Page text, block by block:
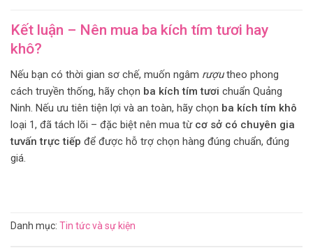
Kết luận – Nên mua ba kích tím tươi hay
khô?
Nếu bạn có thời gian sơ chế, muốn ngâm rượutheo phong
cách truyền thống, hãy chọn ba kích tím tươi chuẩn Quảng
Ninh. Nếu ưu tiên tiện lợi và an toàn, hãy chọn ba kích tím khô
loại 1, đã tách lõi – đặc biệt nên mua từ cơ sở có chuyên gia
tưvấn trực tiếp để được hỗ trợ chọn hàng đúng chuẩn, đúng
giá.
Danh mục: Tin tức và sự kiện